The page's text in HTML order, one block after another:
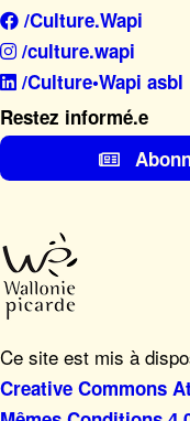
/Culture.Wapi
/culture.wapi
/Culture•Wapi asbl
Restez informé.e
Ce site est mis à
Creative Commons